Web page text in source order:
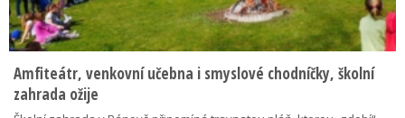
Amfiteátr, venkovní učebna i smyslové chodníčky, školní
zahrada ožije